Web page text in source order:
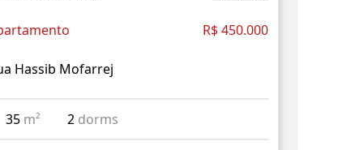
R$ 450.000
Hassib Mofarrej
35 m² 2 dorms